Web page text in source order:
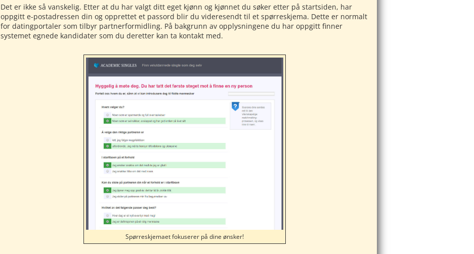
Det er ikke så vanskelig. Etter at du har valgt ditt eget kjønn og kjønnet du søker etter på startsiden, har
oppgitt e-postadressen din og opprettet et passord blir du videresendt til et spørreskjema. Dette er normalt
for datingportaler som tilbyr partnerformidling. På bakgrunn av opplysningene du har oppgitt finner
systemet egnede kandidater som du deretter kan ta kontakt med.
Spørreskjemaet fokuserer på dine ønsker!